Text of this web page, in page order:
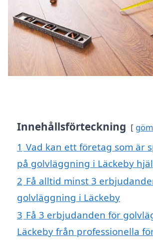
Innehållsförteckning
1 Vad kan ett företag som är
på golvläggning i Läckeby
2 Få alltid minst 3
golvläggning i Läckeby
3 Få 3 erbjudanden för
Läckeby från professionella